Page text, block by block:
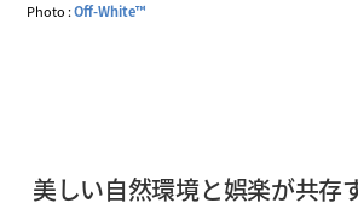
Photo :Off-White™
美しい自然環境と娯楽が共存